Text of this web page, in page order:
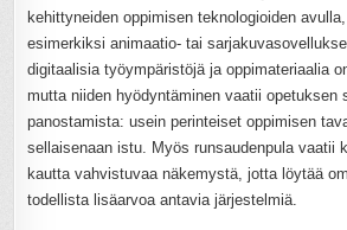
kehittyneiden oppimisen teknologioiden
esimerkiksi animaatio- tai
digitaalisia työympäristöjä ja oppimateriaalia
mutta niiden hyödyntäminen vaatii opetuksen
panostamista: usein perinteiset oppimisen
sellaisenaan istu. Myös runsaudenpula vaatii
kautta vahvistuvaa näkemystä, jotta löytää
todellista lisäarvoa antavia järjestelmiä.